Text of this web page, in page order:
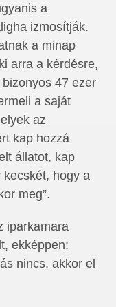
a
izmosítják.
a minap
arra a kérdésre,
47 ezer
a saját
az
kap hozzá
állatot, kap
kecskét, hogy a
meg”.
iparkamara
ekképpen:
nincs, akkor el